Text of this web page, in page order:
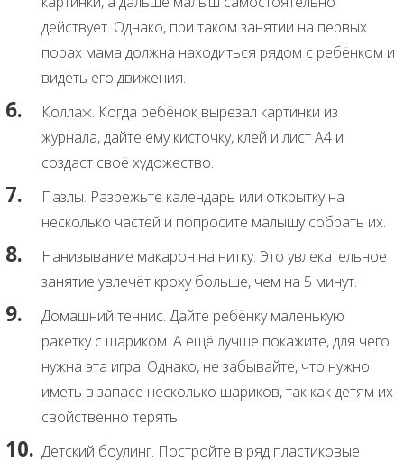
действует. Однако, при таком занятии на первых
порах мама должна находиться рядом с ребёнком и
видеть его движения.
Коллаж. Когда ребёнок вырезал картинки из
журнала, дайте ему кисточку, клей и лист А4 и
создаст своё художество.
Пазлы. Разрежьте календарь или открытку на
несколько частей и попросите малышу собрать их.
Нанизывание макарон на нитку. Это увлекательное
занятие увлечёт кроху больше, чем на 5 минут.
Домашний теннис. Дайте ребёнку маленькую
ракетку с шариком. А ещё лучше покажите, для чего
нужна эта игра. Однако, не забывайте, что нужно
иметь в запасе несколько шариков, так как детям их
свойственно терять.
Детский боулинг. Постройте в ряд пластиковые